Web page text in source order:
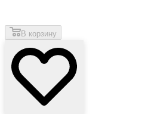
В корзину